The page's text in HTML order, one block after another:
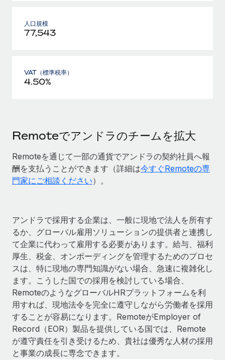
人口規模
77,543
VAT（標準税率）
4.50%
Remoteでアンドラのチームを拡大
Remoteを通じて一部の通貨でアンドラの契約社員へ報
酬を支払うことができます（詳細は今すぐRemoteの専
門家にご相談ください）。
アンドラで採用する企業は、一般に現地で法人を所有す
るか、グローバル雇用ソリューションの提供者と連携し
て企業に代わって雇用する必要があります。給与、福利
厚生、税金、オンボーディングを管理するためのプロセ
スは、特に現地の専門知識がない場合、急速に複雑化し
ます。こうした国での採用を検討している場合、
RemoteのようなグローバルHRプラットフォームを利
用すれば、現地法令を完全に遵守しながら労働者を採用
することが容易になります。RemoteがEmployer of
Record（EOR）製品を提供している国では、Remote
が遵守責任を引き受けるため、貴社は優秀な人材の採用
と事業の成長に専念できます。